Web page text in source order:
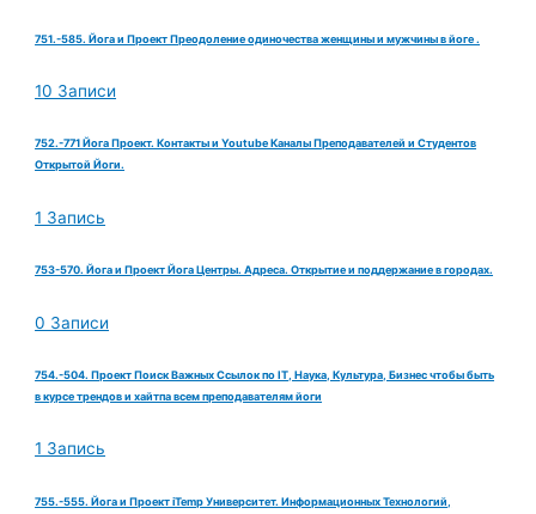
751.-585. Йога и Проект Преодоление одиночества женщины и мужчины в йоге .
10 Записи
752.-771 Йога Проект. Контакты и Youtube Каналы Преподавателей и Студентов
Открытой Йоги.
1 Запись
753-570. Йога и Проект Йога Центры. Адреса. Открытие и поддержание в городах.
0 Записи
754.-504. Проект Поиск Важных Ссылок по IT, Наука, Культура, Бизнес чтобы быть
в курсе трендов и хайтпа всем преподавателям йоги
1 Запись
755.-555. Йога и Проект iTemp Университет. Информационных Технологий,